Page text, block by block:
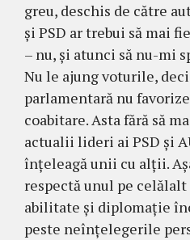
greu, deschis de către
și PSD ar trebui să mai
– nu, și atunci să nu-mi
Nu le ajung voturile,
parlamentară nu
coabitare. Asta fără să
actualii lideri ai PSD și
înțeleagă unii cu alții.
respectă unul pe
abilitate și diplomație
peste neînțelegerile